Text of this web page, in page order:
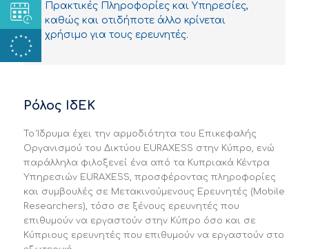
Πρακτικές Πληροφορίες και Υπηρεσίες,
καθώς και οτιδήποτε άλλο κρίνεται
χρήσιμο για τους ερευνητές.
Ρόλος ΙδΕΚ
Το Ίδρυμα έχει την αρμοδιότητα του Επικεφαλής
Οργανισμού του Δικτύου EURAXESS στην Κύπρο, ενώ
παράλληλα φιλοξενεί ένα από τα Κυπριακά Κέντρα
Υπηρεσιών EURAXESS, προσφέροντας πληροφορίες
και συμβουλές σε Μετακινούμενους Ερευνητές (Mobile
Researchers), τόσο σε ξένους ερευνητές που
επιθυμούν να εργαστούν στην Κύπρο όσο και σε
Κύπριους ερευνητές που επιθυμούν να εργαστούν στο